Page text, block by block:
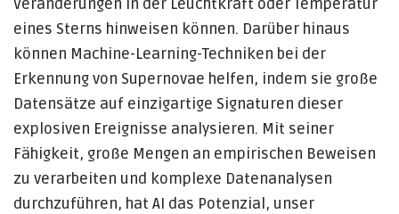
Veränderungen in der Leuchtkraft oder Temperatur
eines Sterns hinweisen können. Darüber hinaus
können Machine-Learning-Techniken bei der
Erkennung von Supernovae helfen, indem sie große
Datensätze auf einzigartige Signaturen dieser
explosiven Ereignisse analysieren. Mit seiner
Fähigkeit, große Mengen an empirischen Beweisen
zu verarbeiten und komplexe Datenanalysen
durchzuführen, hat AI das Potenzial, unser